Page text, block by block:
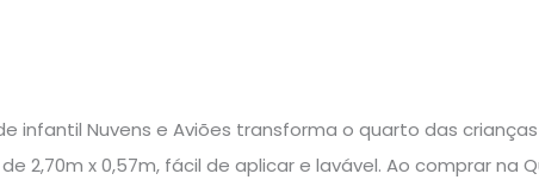
infantil Nuvens e Aviões transforma o quarto das
2,70m x 0,57m, fácil de aplicar e lavável. Ao comprar na